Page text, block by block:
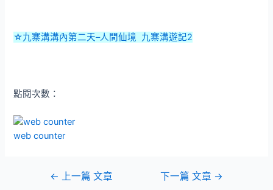
☆九寨溝溝內第二天–人間仙境 九寨溝遊記2
點閱次數：
web counter
← 上一篇 文章 下一篇 文章 →